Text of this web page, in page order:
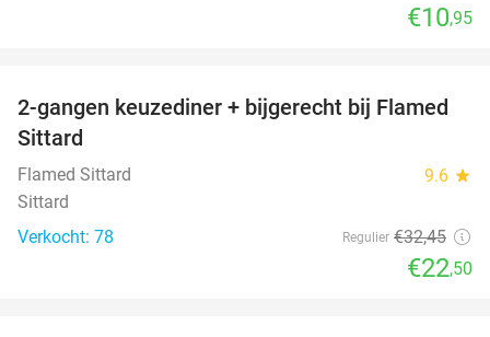
€10,95
31%
2-gangen keuzediner + bijgerecht bij Flamed
Sittard
Flamed Sittard 9.6 star
Sittard
Verkocht: 78
Regulier €32,45
€22,50